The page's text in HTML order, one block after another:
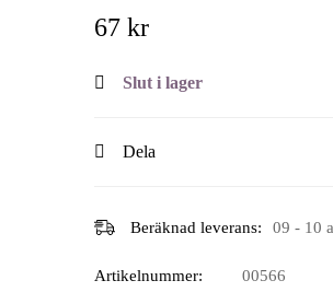
67 kr
Slut i lager
Dela
Beräknad leverans: 09 - 10
Artikelnummer: 00566